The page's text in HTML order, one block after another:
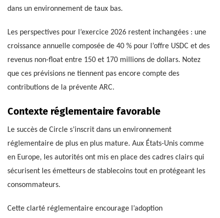
dans un environnement de taux bas.
Les perspectives pour l’exercice 2026 restent inchangées : une
croissance annuelle composée de 40 % pour l’offre USDC et des
revenus non-float entre 150 et 170 millions de dollars. Notez
que ces prévisions ne tiennent pas encore compte des
contributions de la prévente ARC.
Contexte réglementaire favorable
Le succès de Circle s’inscrit dans un environnement
réglementaire de plus en plus mature. Aux États-Unis comme
en Europe, les autorités ont mis en place des cadres clairs qui
sécurisent les émetteurs de stablecoins tout en protégeant les
consommateurs.
Cette clarté réglementaire encourage l’adoption